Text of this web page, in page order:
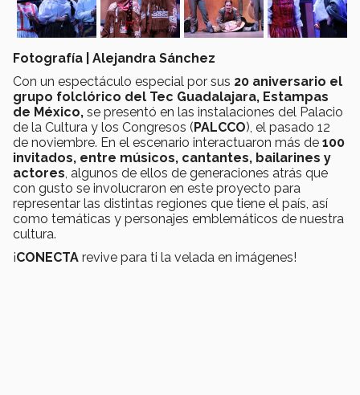
Fotografía | Alejandra Sánchez
Con un espectáculo especial por sus 20 aniversario el
grupo folclórico del Tec Guadalajara, Estampas
de México, se presentó en las instalaciones del Palacio
de la Cultura y los Congresos (PALCCO), el pasado 12
de noviembre. En el escenario interactuaron más de 100
invitados, entre músicos, cantantes, bailarines y
actores , algunos de ellos de generaciones atrás que
con gusto se involucraron en este proyecto para
representar las distintas regiones que tiene el país, así
como temáticas y personajes emblemáticos de nuestra
cultura.
¡CONECTA revive para ti la velada en imágenes!